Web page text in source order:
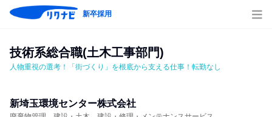
新卒採用
技術系総合職(土木工事部門)
人物重視の選考！「街づくり」を根底から支える仕事！転勤なし
新埼玉環境センター株式会社